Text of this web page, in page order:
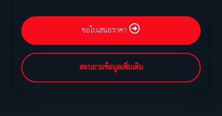
ขอใบเสนอราคา
สอบถามข้อมูลเพิ่มเติม